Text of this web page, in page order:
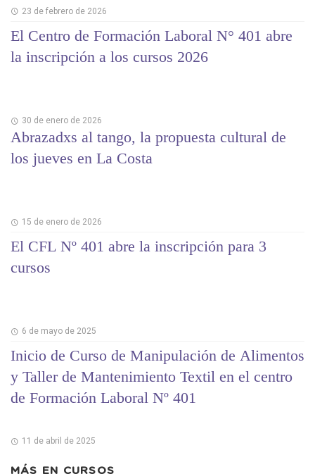
23 de febrero de 2026
El Centro de Formación Laboral N° 401 abre
la inscripción a los cursos 2026
30 de enero de 2026
Abrazadxs al tango, la propuesta cultural de
los jueves en La Costa
15 de enero de 2026
El CFL Nº 401 abre la inscripción para 3
cursos
6 de mayo de 2025
Inicio de Curso de Manipulación de Alimentos
y Taller de Mantenimiento Textil en el centro
de Formación Laboral Nº 401
11 de abril de 2025
MÁS EN CURSOS